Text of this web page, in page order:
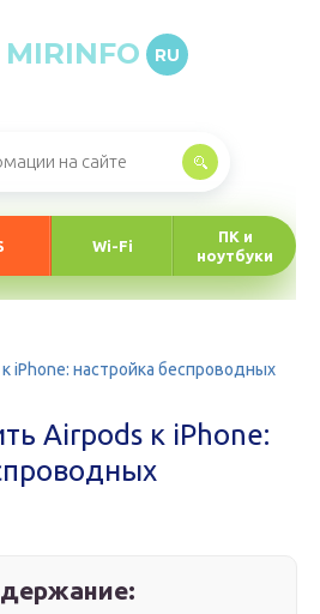
MIRINFO RU
Wi-Fi
ПК и
ноутбуки
iPhone: настройка беспроводных
Airpods к iPhone: